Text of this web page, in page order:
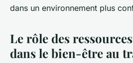
dans un environnement plus
Le rôle des
dans le bien-être au